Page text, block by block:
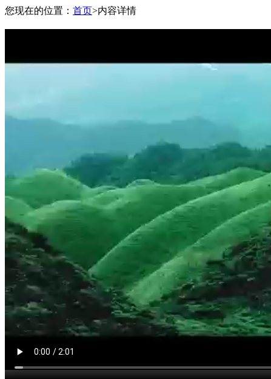
您现在的位置： 首页>内容详情